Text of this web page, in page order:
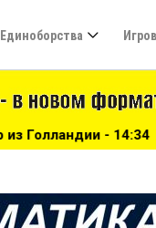
Единоборства
***Джеремайя